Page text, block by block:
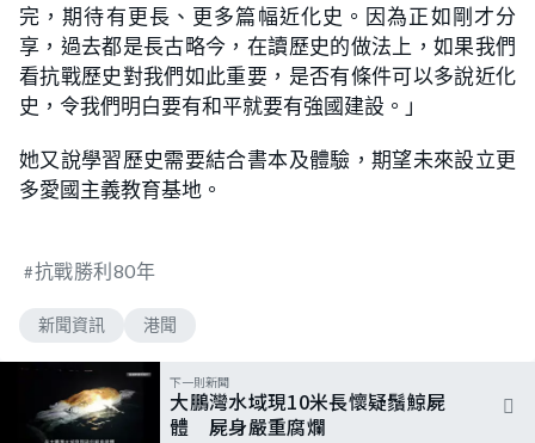
完，期待有更長、更多篇幅近化史。因為正如剛才分
享，過去都是長古略今，在讀歷史的做法上，如果我們
看抗戰歷史對我們如此重要，是否有條件可以多說近化
史，令我們明白要有和平就要有強國建設。」
她又說學習歷史需要結合書本及體驗，期望未來設立更
多愛國主義教育基地。
抗戰勝利80年
新聞資訊 港聞
下一則新聞
大鵬灣水域現10米長懷疑鬚鯨屍
體 屍身嚴重腐爛